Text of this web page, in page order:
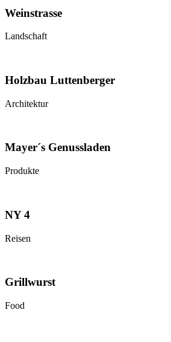
Weinstrasse
Landschaft
Holzbau Luttenberger
Architektur
Mayer´s Genussladen
Produkte
NY 4
Reisen
Grillwurst
Food